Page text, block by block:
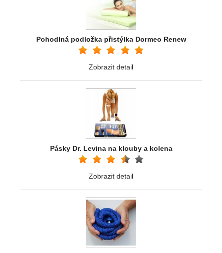
Pohodlná podložka přistýlka Dormeo Renew
Zobrazit detail
Pásky Dr. Levina na klouby a kolena
Zobrazit detail